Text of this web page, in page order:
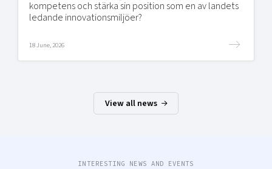
kompetens och stärka sin position som en av landets
ledande innovationsmiljöer?
18 June, 2026
View all news
INTERESTING NEWS AND EVENTS